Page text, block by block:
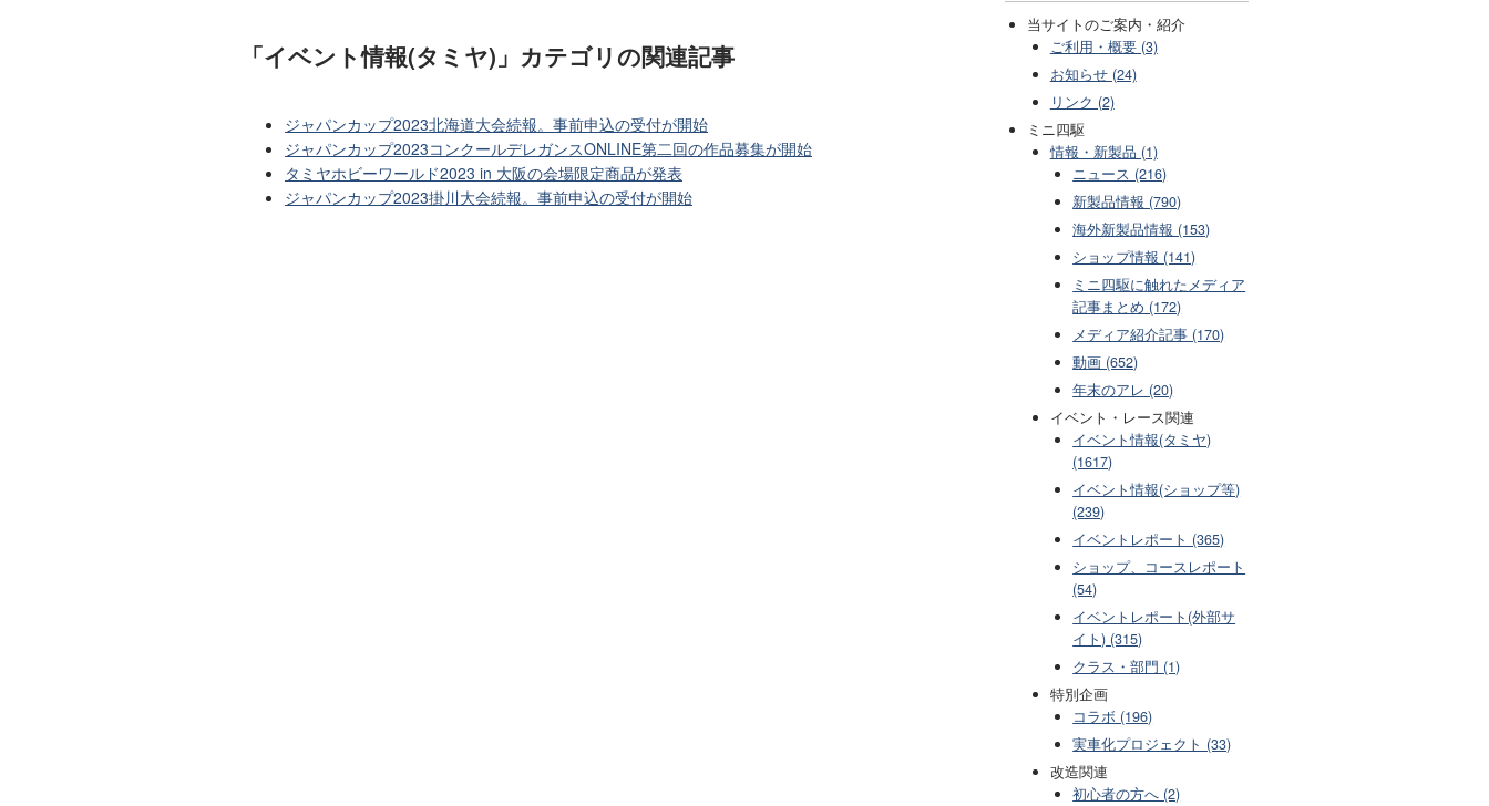
「イベント情報(タミヤ)」カテゴリの関連記事
ジャパンカップ2023北海道大会続報。事前申込の受付が開始
ジャパンカップ2023コンクールデレガンスONLINE第二回の作品募集が開始
タミヤホビーワールド2023 in 大阪の会場限定商品が発表
ジャパンカップ2023掛川大会続報。事前申込の受付が開始
当サイトのご案内・紹介
ご利用・概要 (3)
お知らせ (24)
リンク (2)
ミニ四駆
情報・新製品 (1)
ニュース (216)
新製品情報 (790)
海外新製品情報 (153)
ショップ情報 (141)
ミニ四駆に触れたメディア
記事まとめ (172)
メディア紹介記事 (170)
動画 (652)
年末のアレ (20)
イベント・レース関連
イベント情報(タミヤ)
(1617)
イベント情報(ショップ等)
(239)
イベントレポート (365)
ショップ、コースレポート
(54)
イベントレポート(外部サ
イト) (315)
クラス・部門 (1)
特別企画
コラボ (196)
実車化プロジェクト (33)
改造関連
初心者の方へ (2)